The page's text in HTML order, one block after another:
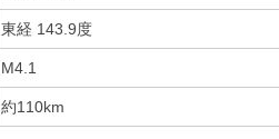
東経 143.9度
M4.1
約110km